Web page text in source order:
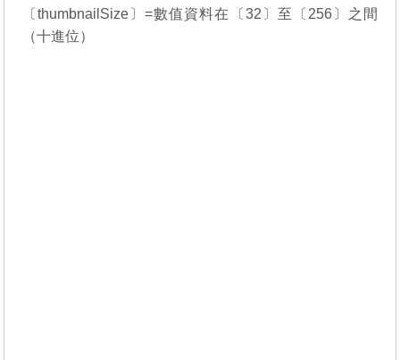
〔thumbnailSize〕=數值資料在〔32〕至〔256〕之間
（十進位）